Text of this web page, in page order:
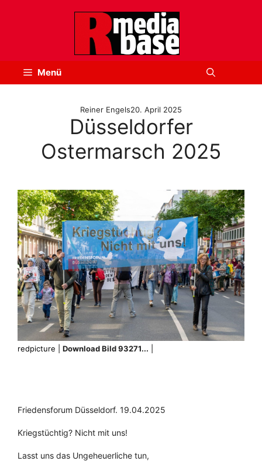
Menü
Reiner Engels20. April 2025
Düsseldorfer
Ostermarsch 2025
redpicture | Download Bild 93271...
Friedensforum Düsseldorf. 19.04.2025
Kriegstüchtig? Nicht mit uns!
Lasst uns das Ungeheuerliche tun,